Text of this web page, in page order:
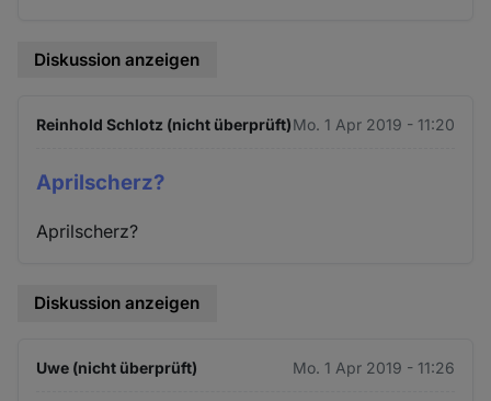
Diskussion anzeigen
Reinhold Schlotz (nicht überprüft)Mo. 1 Apr 2019 - 11:20
Aprilscherz?
Aprilscherz?
Diskussion anzeigen
Uwe (nicht überprüft) Mo. 1 Apr 2019 - 11:26